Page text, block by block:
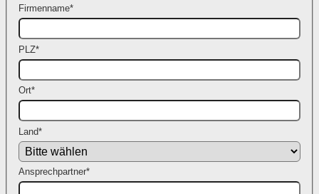
Firmenname*
PLZ*
Ort*
Land*
Ansprechpartner*